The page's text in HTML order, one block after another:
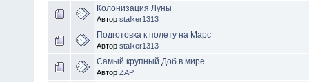
Колонизация Луны
Автор stalker1313
Подготовка к полету на Марс
Автор stalker1313
Самый крупный Доб в мире
Автор ZAP